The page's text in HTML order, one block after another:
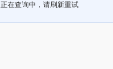
正在查询中，请刷新重试